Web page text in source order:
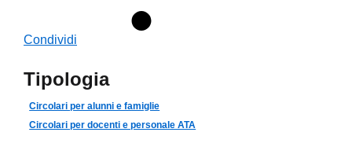
Condividi
Tipologia
Circolari per alunni e famiglie
Circolari per docenti e personale ATA